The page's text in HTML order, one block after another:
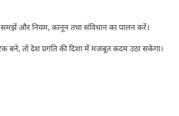
समझें और नियम, कानून तथा संविधान का पालन करें।
तो देश प्रगति की दिशा में मजबूत कदम उठा सकेगा।